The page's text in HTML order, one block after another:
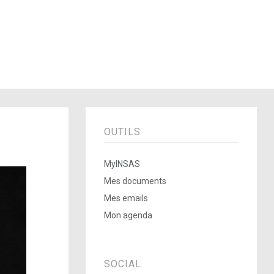
OUTILS
MyINSAS
Mes documents
Mes emails
Mon agenda
SOCIAL